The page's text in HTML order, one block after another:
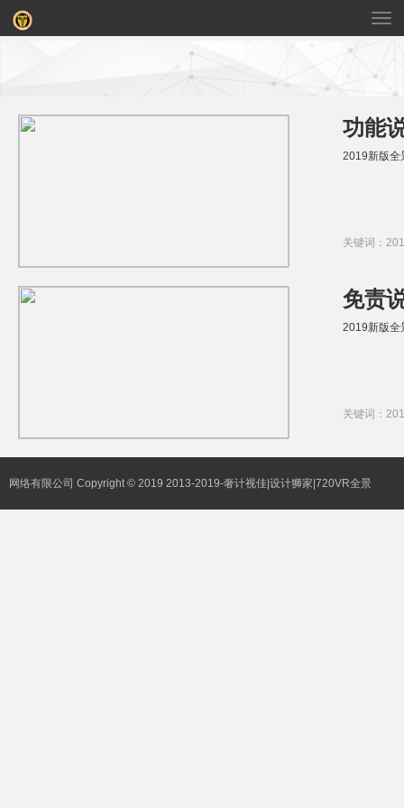
切
换
功能
2019新版全
关键词：
免责
2019新版全
关键词：
网络有限公司 Copyright © 2019 2013-2019-奢计视佳|设计狮家|720VR全景